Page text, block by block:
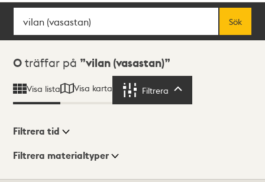
Sök
Sök
Sökresultat
0 träffar på vilan (vasastan)
Visa lista Visa karta Filtrera
Visningsläge
Filtrera tid
Filtrera materialtyper